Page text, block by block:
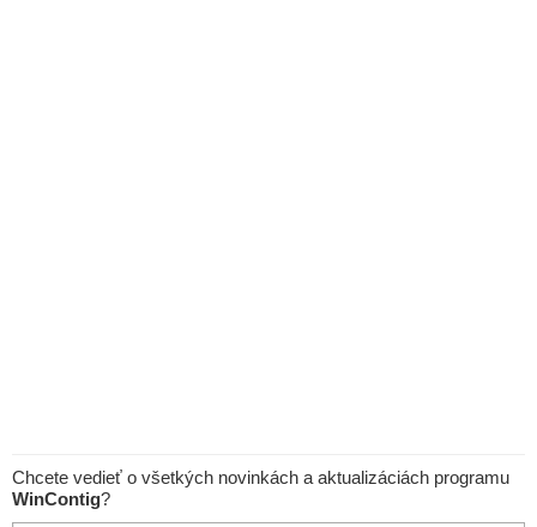
Chcete vedieť o všetkých novinkách a aktualizáciách programu
WinContig?